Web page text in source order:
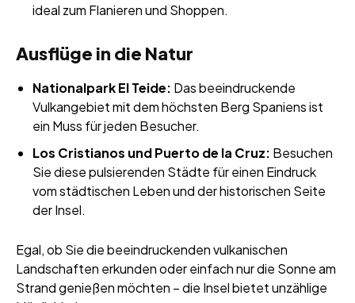
ideal zum Flanieren und Shoppen.
Ausflüge in die Natur
Nationalpark El Teide: Das beeindruckende
Vulkangebiet mit dem höchsten Berg Spaniens ist
ein Muss für jeden Besucher.
Los Cristianos und Puerto de la Cruz: Besuchen
Sie diese pulsierenden Städte für einen Eindruck
vom städtischen Leben und der historischen Seite
der Insel.
Egal, ob Sie die beeindruckenden vulkanischen
Landschaften erkunden oder einfach nur die Sonne am
Strand genießen möchten – die Insel bietet unzählige